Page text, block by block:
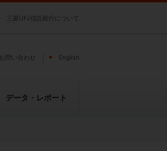
三菱UFJ信託銀行について
お問い合わせ English
データ・レポート